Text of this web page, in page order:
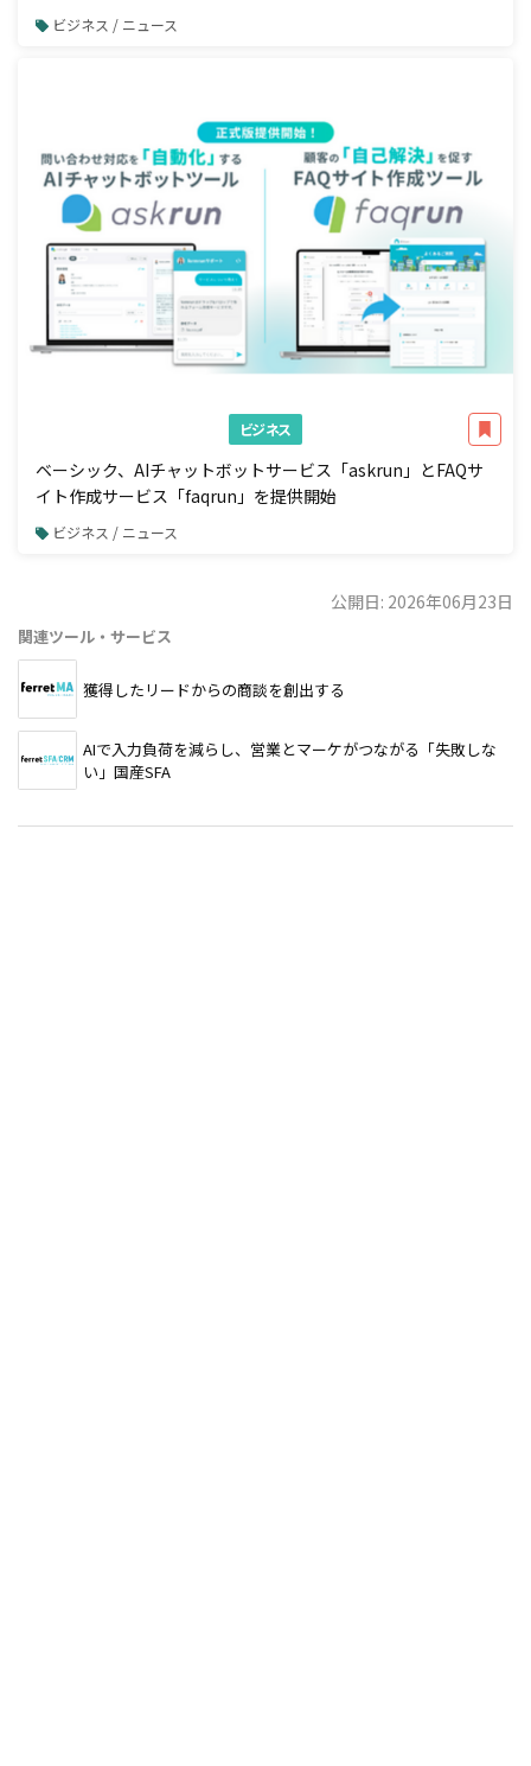
ビジネス / ニュース
ビジネス
ベーシック、AIチャットボットサービス「askrun」とFAQサ
イト作成サービス「faqrun」を提供開始
ビジネス / ニュース
公開日: 2026年06月23日
関連ツール・サービス
獲得したリードからの商談を創出する
AIで入力負荷を減らし、営業とマーケがつながる「失敗しな
い」国産SFA